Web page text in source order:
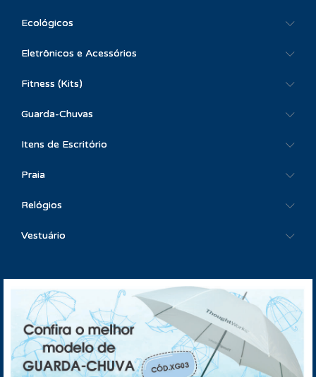
Ecológicos
Eletrônicos e Acessórios
Fitness (Kits)
Guarda-Chuvas
Itens de Escritório
Praia
Relógios
Vestuário